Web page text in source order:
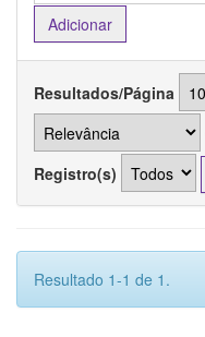
Resultados/Página
Registro(s)
Resultado 1-1 de 1.